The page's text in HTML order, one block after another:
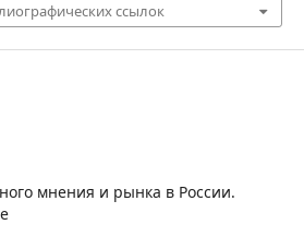
ссылок
мнения и рынка в России.